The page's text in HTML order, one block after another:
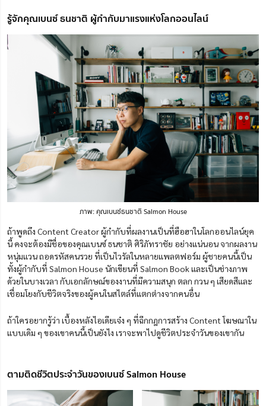
รู้จักคุณเบนซ์ ธนชาติ ผู้กำกับมาแรงแห่งโลกออนไลน์
ภาพ: คุณเบนซ์ธนชาติ Salmon House
ถ้าพูดถึง Content Creator ผู้กำกับที่ผลงานเป็นที่ฮือฮาในโลกออนไลน์ยุค
นี้ คงจะต้องมีชื่อของคุณเบนซ์ ธนชาติ ศิริภัทราชัย อย่างแน่นอน จากผลงาน
หนุ่มแวน ถอดรหัสคนรวย ที่เป็นไวรัลในหลายแพลตฟอร์ม ผู้ชายคนนี้เป็น
ทั้งผู้กำกับที่ Salmon House นักเขียนที่ Salmon Book และเป็นช่างภาพ
ด้วยในบางเวลา กับเอกลักษณ์ของงานที่มีความสนุก ตลก กวน ๆ เสียดสีและ
เชื่อมโยงกับชีวิตจริงของผู้คนในสไตล์ที่แตกต่างจากคนอื่น
ถ้าใครอยากรู้ว่า เบื้องหลังไอเดียเจ๋ง ๆ ที่ฉีกกฎการสร้าง Content โฆษณาใน
แบบเดิม ๆ ของเขาคนนี้เป็นยังไง เราจะพาไปดูชีวิตประจำวันของเขากัน
ตามติดชีวิตประจำวันของเบนซ์ Salmon House